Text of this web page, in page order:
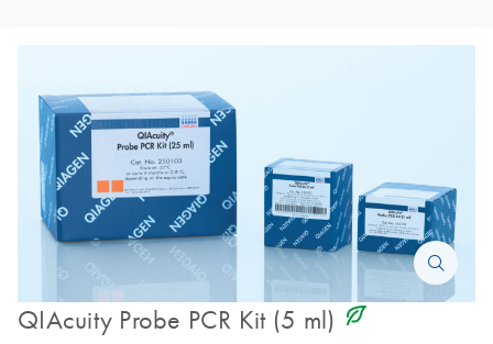
QIAcuity Probe PCR Kit (5 ml) icon_0368_ls_gen_eco_friendly-s